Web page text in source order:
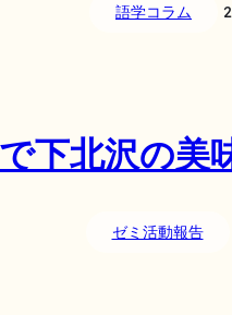
語学コラム
下北沢の
ゼミ活動報告